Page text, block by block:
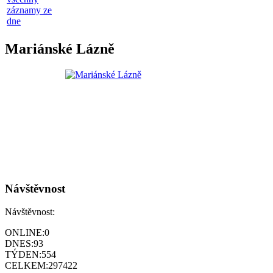
záznamy ze
dne
Mariánské Lázně
Návštěvnost
Návštěvnost:
ONLINE:0
DNES:93
TÝDEN:554
CELKEM:297422